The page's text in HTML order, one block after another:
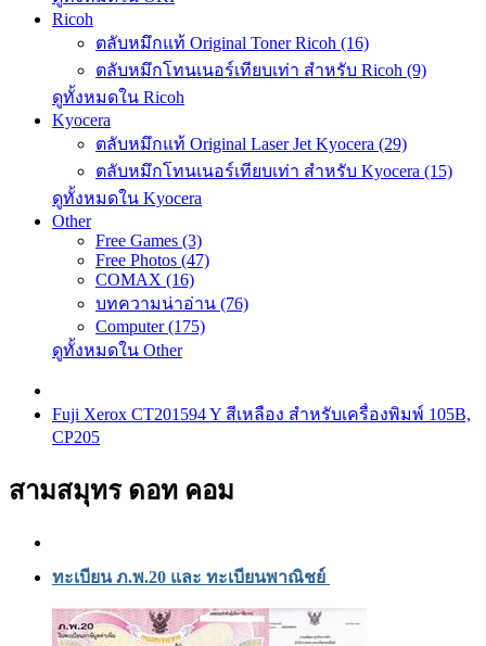
Ricoh
ตลับหมึกแท้ Original Toner Ricoh (16)
ตลับหมึกโทนเนอร์เทียบเท่า สำหรับ Ricoh (9)
ดูทั้งหมดใน Ricoh
Kyocera
ตลับหมึกแท้ Original Laser Jet Kyocera (29)
ตลับหมึกโทนเนอร์เทียบเท่า สำหรับ Kyocera (15)
ดูทั้งหมดใน Kyocera
Other
Free Games (3)
Free Photos (47)
COMAX (16)
บทความน่าอ่าน (76)
Computer (175)
ดูทั้งหมดใน Other
Fuji Xerox CT201594 Y สีเหลือง สำหรับเครื่องพิมพ์ 105B,
CP205
สามสมุทร ดอท คอม
ทะเบียน ภ.พ.20 และ ทะเบียนพาณิชย์